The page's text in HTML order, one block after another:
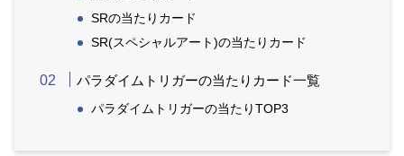
SRの当たりカード
SR(スペシャルアート)の当たりカード
パラダイムトリガーの当たりカード一覧
パラダイムトリガーの当たりTOP3